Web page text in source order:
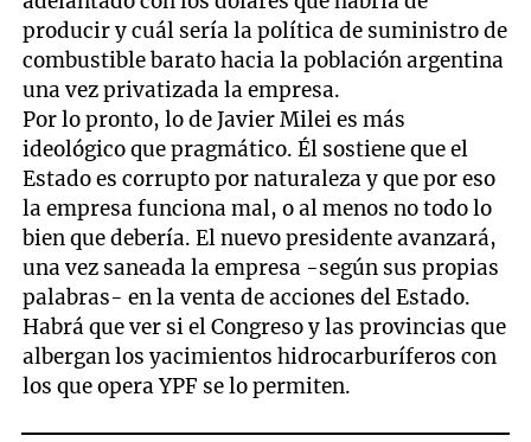
producir y cuál sería la política de suministro de
combustible barato hacia la población argentina
una vez privatizada la empresa.
Por lo pronto, lo de Javier Milei es más
ideológico que pragmático. Él sostiene que el
Estado es corrupto por naturaleza y que por eso
la empresa funciona mal, o al menos no todo lo
bien que debería. El nuevo presidente avanzará,
una vez saneada la empresa -según sus propias
palabras- en la venta de acciones del Estado.
Habrá que ver si el Congreso y las provincias que
albergan los yacimientos hidrocarburíferos con
los que opera YPF se lo permiten.